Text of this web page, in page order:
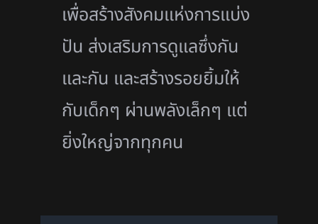
เพื่อสร้างสังคมแห่งการแบ่ง
ปัน ส่งเสริมการดูแลซึ่งกัน
และกัน และสร้างรอยยิ้มให้
กับเด็กๆ ผ่านพลังเล็กๆ แต่
ยิ่งใหญ่จากทุกคน